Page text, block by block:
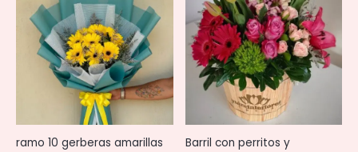
ramo 10 gerberas amarillas
Barril con perritos y